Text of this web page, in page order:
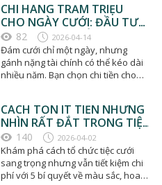
CHI HÀNG TRĂM TRIỆU
CHO NGÀY CƯỚI: ĐẦU TƯ
HAY HOANG PHÍ?
82 2026-04-14
Đám cưới chỉ một ngày, nhưng
gánh nặng tài chính có thể kéo dài
nhiều năm. Bạn chọn chi tiền cho
CÁCH TỐN ÍT TIỀN NHƯNG
NHÌN RẤT ĐẮT TRONG TIỆC
CƯỚI
140 2026-04-02
Khám phá cách tổ chức tiệc cưới
sang trọng nhưng vẫn tiết kiệm chi
phí với 5 bí quyết về màu sắc, hoa,